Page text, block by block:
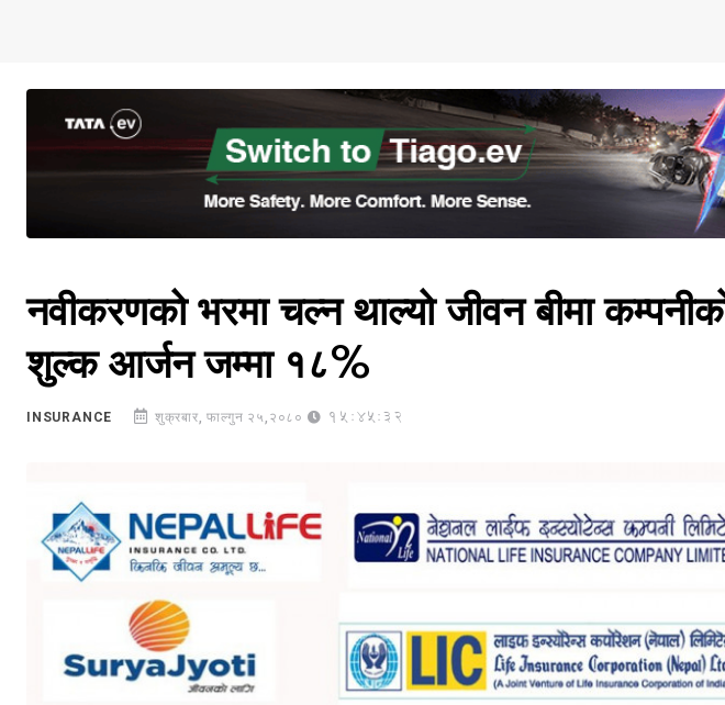
नवीकरणको भरमा चल्न थाल्यो जीवन बीमा
शुल्क आर्जन जम्मा १८%
INSURANCE शुक्रबार, फाल्गुन २५,२०८० 15:45:32